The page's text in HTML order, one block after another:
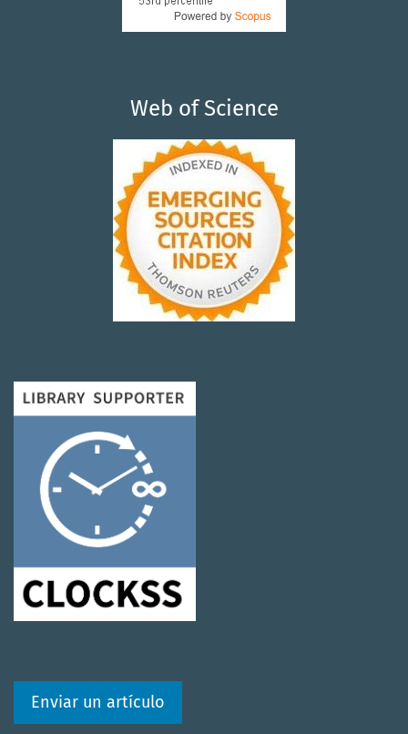
Web of Science
Enviar un artículo